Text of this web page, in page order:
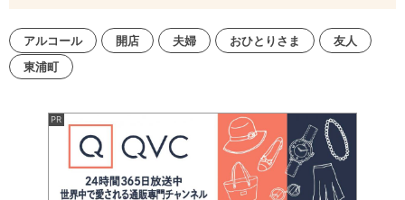
アルコール 開店 夫婦 おひとりさま
友人
東浦町